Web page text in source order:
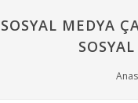
SOSYAL MEDYA